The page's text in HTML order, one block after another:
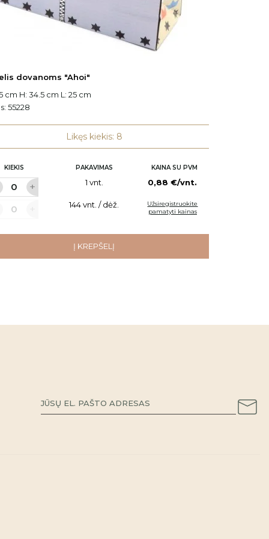
dovanoms "Ahoi"
cm H: 34.5 cm L: 25 cm
55228
Likęs kiekis: 8
KIEKIS PAKAVIMAS KAINA SU PVM
1 vnt. 0,88 €/vnt.
144 vnt. / dėž.
Užsiregistruokite
pamatyti kainas
Į KREPŠELĮ